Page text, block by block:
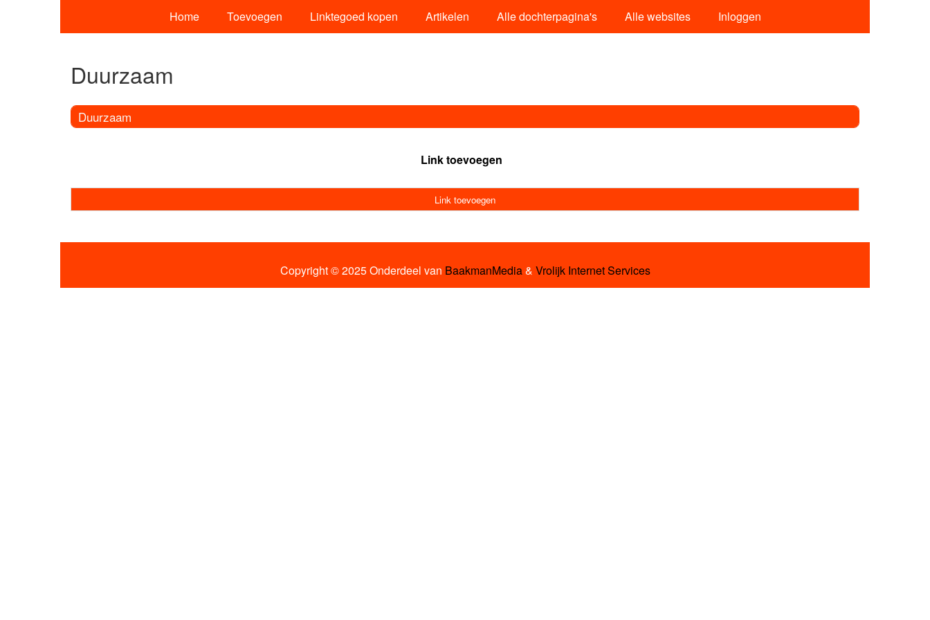
Home Toevoegen Linktegoed kopen Artikelen Alle dochterpagina's Alle websites Inloggen
Duurzaam
Duurzaam
Link toevoegen
Link toevoegen
Copyright © 2025 Onderdeel van BaakmanMedia& Vrolijk Internet Services